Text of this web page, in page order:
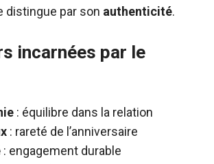
distingue par son authenticité.
incarnées par le
: équilibre dans la relation
: rareté de l’anniversaire
: engagement durable